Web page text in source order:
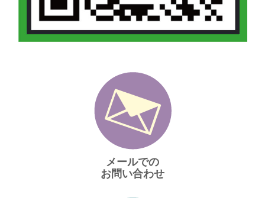
メールでの
お問い合わせ